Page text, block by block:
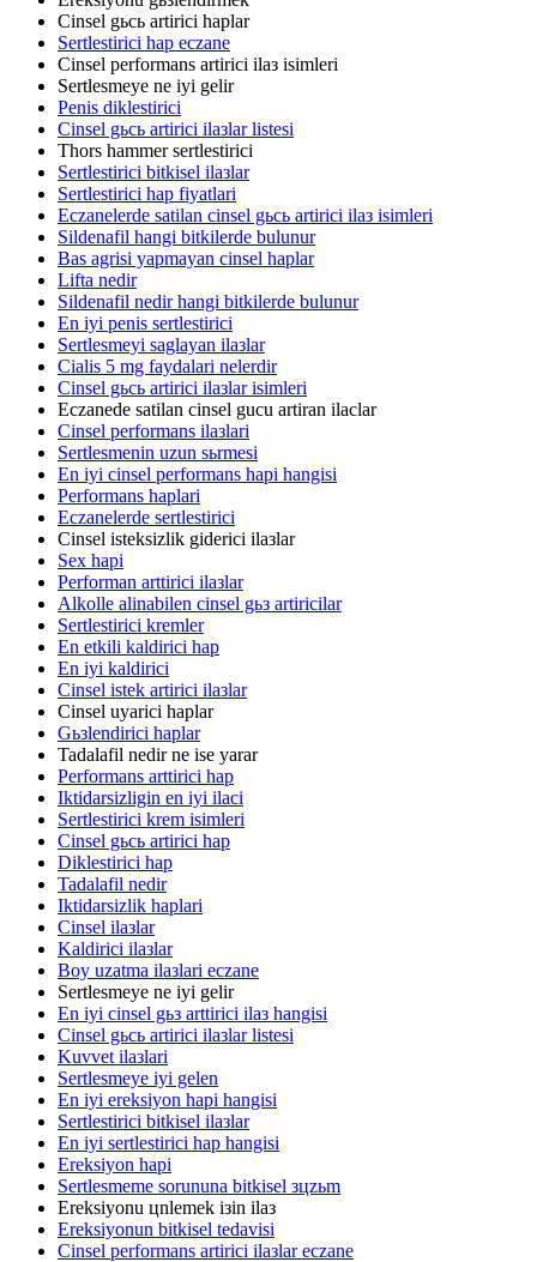
Cinsel gьcь artirici haplar
Sertlestirici hap eczane
Cinsel performans artirici ilaз isimleri
Sertlesmeye ne iyi gelir
Penis diklestirici
Cinsel gьcь artirici ilaзlar listesi
Thors hammer sertlestirici
Sertlestirici bitkisel ilaзlar
Sertlestirici hap fiyatlari
Eczanelerde satilan cinsel gьcь artirici ilaз isimleri
Sildenafil hangi bitkilerde bulunur
Bas agrisi yapmayan cinsel haplar
Lifta nedir
Sildenafil nedir hangi bitkilerde bulunur
En iyi penis sertlestirici
Sertlesmeyi saglayan ilaзlar
Cialis 5 mg faydalari nelerdir
Cinsel gьcь artirici ilaзlar isimleri
Eczanede satilan cinsel gucu artiran ilaclar
Cinsel performans ilaзlari
Sertlesmenin uzun sьrmesi
En iyi cinsel performans hapi hangisi
Performans haplari
Eczanelerde sertlestirici
Cinsel isteksizlik giderici ilaзlar
Sex hapi
Performan arttirici ilaзlar
Alkolle alinabilen cinsel gьз artiricilar
Sertlestirici kremler
En etkili kaldirici hap
En iyi kaldirici
Cinsel istek artirici ilaзlar
Cinsel uyarici haplar
Gьзlendirici haplar
Tadalafil nedir ne ise yarar
Performans arttirici hap
Iktidarsizligin en iyi ilaci
Sertlestirici krem isimleri
Cinsel gьcь artirici hap
Diklestirici hap
Tadalafil nedir
Iktidarsizlik haplari
Cinsel ilaзlar
Kaldirici ilaзlar
Boy uzatma ilaзlari eczane
Sertlesmeye ne iyi gelir
En iyi cinsel gьз arttirici ilaз hangisi
Cinsel gьcь artirici ilaзlar listesi
Kuvvet ilaзlari
Sertlesmeye iyi gelen
En iyi ereksiyon hapi hangisi
Sertlestirici bitkisel ilaзlar
En iyi sertlestirici hap hangisi
Ereksiyon hapi
Sertlesmeme sorununa bitkisel зцzьm
Ereksiyonu цnlemek iзin ilaз
Ereksiyonun bitkisel tedavisi
Cinsel performans artirici ilaзlar eczane